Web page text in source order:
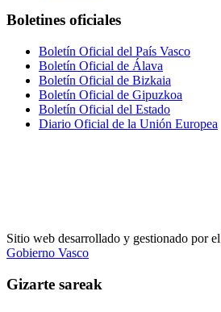
Boletines oficiales
Boletín Oficial del País Vasco
Boletín Oficial de Álava
Boletín Oficial de Bizkaia
Boletín Oficial de Gipuzkoa
Boletín Oficial del Estado
Diario Oficial de la Unión Europea
Sitio web desarrollado y gestionado por el
Gobierno Vasco
Gizarte sareak